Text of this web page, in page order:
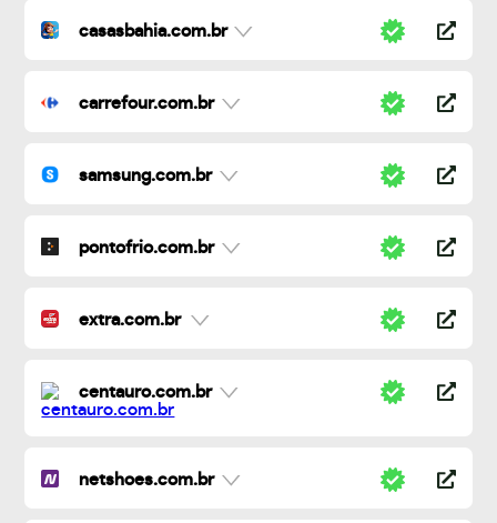
casasbahia.com.br
carrefour.com.br
samsung.com.br
pontofrio.com.br
extra.com.br
centauro.com.br
netshoes.com.br